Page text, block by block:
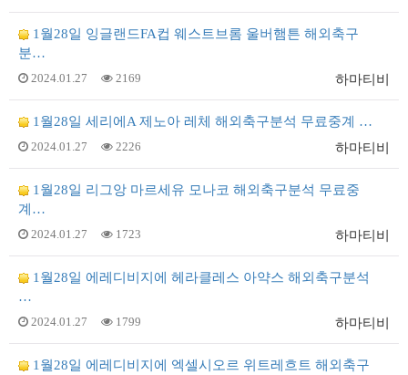
1월28일 잉글랜드FA컵 웨스트브롬 울버햄튼 해외축구
분…
하마티비
2024.01.27 2169
1월28일 세리에A 제노아 레체 해외축구분석 무료중계 …
하마티비
2024.01.27 2226
1월28일 리그앙 마르세유 모나코 해외축구분석 무료중
계…
하마티비
2024.01.27 1723
1월28일 에레디비지에 헤라클레스 아약스 해외축구분석
…
하마티비
2024.01.27 1799
1월28일 에레디비지에 엑셀시오르 위트레흐트 해외축구